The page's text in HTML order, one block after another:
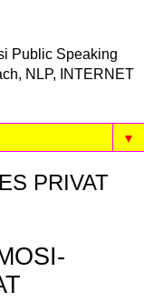
Public Speaking
NLP, INTERNET
▼
PRIVAT